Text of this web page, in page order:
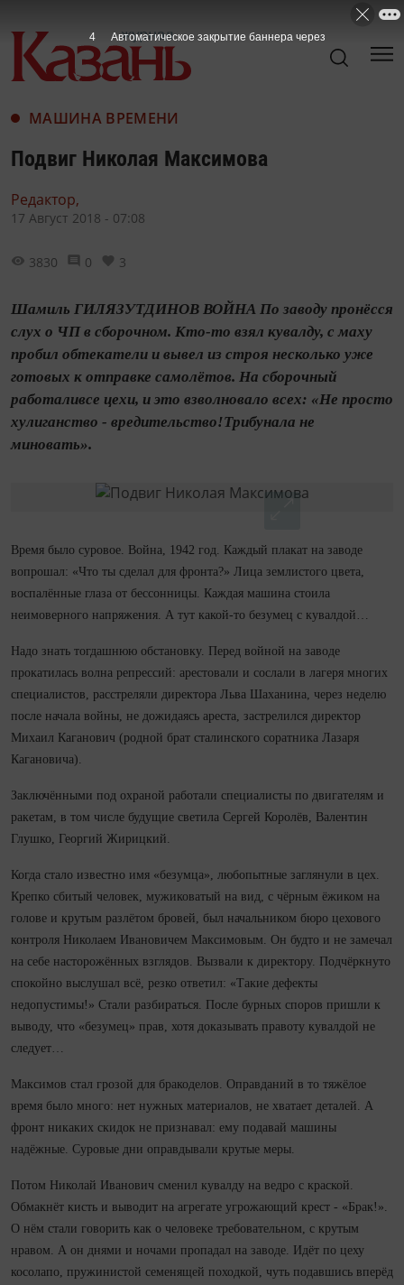
МАШИНА ВРЕМЕНИ
Подвиг Николая Максимова
Редактор,
17 Август 2018 - 07:08
3830 0 3
Шамиль ГИЛЯЗУТДИНОВ ВОЙНА По заводу пронёсся
слух о ЧП в сборочном. Кто‑то взял кувалду, с маху
пробил обтекатели и вывел из строя несколько уже
готовых к отправке самолётов. На сборочный
работаливсе цехи, и это взволновало всех: «Не просто
хулиганство - вредительство!Трибунала не
миновать».
Время было суровое. Война, 1942 год. Каждый плакат на заводе
вопрошал: «Что ты сделал для фронта?» Лица землистого цвета,
воспалённые глаза от бессонницы. Каждая машина стоила
неимоверного напряжения. А тут какой‑то безумец с кувалдой…
Надо знать то­гдашнюю обстановку. Перед войной на заводе
прокатилась волна репрессий: арестовали и сослали в лагеря многих
спе­циа­листов, расстреляли директора Льва Шаханина, через неделю
после начала вой­ны, не дожидаясь ареста, застрелился директор
Михаил Каганович (родной брат сталинского соратника Лазаря
Кагановича).
Заключёнными под охраной работали спе­циа­листы по двигателям и
ракетам, в том числе будущие светила Сергей Королёв, Валентин
Глушко, Георгий Жирицкий.
Ко­гда стало известно имя «безумца», любопытные заглянули в цех.
Крепко сбитый человек, мужиковатый на вид, с чёрным ёжиком на
голове и крутым разлётом бровей, был начальником бюро цехового
контроля Николаем Ивановичем Максимовым. Он будто и не замечал
на себе насторожённых взглядов. Вызвали к директору. Подчёркнуто
спокойно выслушал всё, резко ответил: «Такие дефекты
недопустимы!» Стали разбираться. После бурных споров при­шли к
выводу, что «безумец» прав, хотя доказывать правоту кувалдой не
следует…
Максимов стал грозой для бракоделов. Оправданий в то тяжёлое
время было много: нет нужных материалов, не хватает деталей. А
фронт никаких скидок не признавал: ему подавай машины
надёжные. Суровые дни оправдывали крутые меры.
Потом Николай Иванович сменил кувалду на ведро с краской.
Обмакнёт кисть и выводит на агрегате угрожающий крест - «Брак!».
О нём стали говорить как о человеке требовательном, с крутым
нравом. А он днями и ночами пропадал на заводе. Идёт по цеху
косолапо, пружинистой семенящей походкой, чуть подавшись вперёд
3 Автоматическое закрытие баннера через